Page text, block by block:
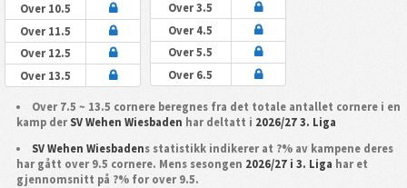
Over 10.5
Over 11.5
Over 12.5
Over 13.5
Over 3.5
Over 4.5
Over 5.5
Over 6.5
Over 7.5 ~ 13.5 cornere beregnes fra det totale antallet cornere i en
kamp der SV Wehen Wiesbaden har deltatt i 2026/27 3. Liga
SV Wehen Wiesbadens statistikk indikerer at ?% av kampene deres
har gått over 9.5 cornere. Mens sesongen 2026/27 i 3. Liga har et
gjennomsnitt på ?% for over 9.5.